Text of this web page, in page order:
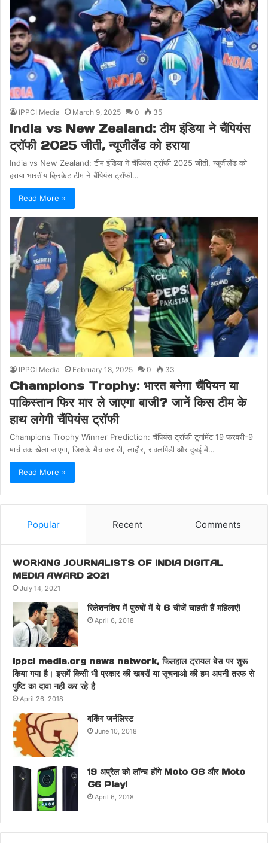
IPPCI Media March 9, 2025 0 35
India vs New Zealand: टीम इंडिया ने चैंपियंस
ट्रॉफी 2025 जीती, न्यूजीलैंड को हराया
India vs New Zealand: टीम इंडिया ने चैंपियंस ट्रॉफी 2025 जीती, न्यूजीलैंड को
हराया भारतीय क्रिकेट टीम ने चैंपियंस ट्रॉफी…
Read More »
IPPCI Media February 18, 2025 0 33
Champions Trophy: भारत बनेगा चैंपियन या
पाकिस्तान फिर मार ले जाएगा बाजी? जानें किस टीम के
हाथ लगेगी चैंपियंस ट्रॉफी
Champions Trophy Winner Prediction: चैंपियंस ट्रॉफी टूर्नामेंट 19 फरवरी-9
मार्च तक खेला जाएगा, जिसके मैच कराची, लाहौर, रावलपिंडी और दुबई में…
Read More »
Popular Recent Comments
WORKING JOURNALISTS OF INDIA DIGITAL
MEDIA AWARD 2021
July 14, 2021
रिलेशनशिप में पुरुषों में ये 6 चीजें चाहती हैं महिलाएं!
April 6, 2018
ippci media.org news network, फिलहाल ट्रायल बेस पर शुरू
किया गया है। इसमें किसी भी प्रकार की खबरों या सूचनाओ की हम अपनी तरफ से
पुष्टि का दावा नही कर रहे है
April 26, 2018
वर्किंग जर्नलिस्ट
June 10, 2018
19 अप्रैल को लॉन्च होंगे Moto G6 और Moto
G6 Play!
April 6, 2018